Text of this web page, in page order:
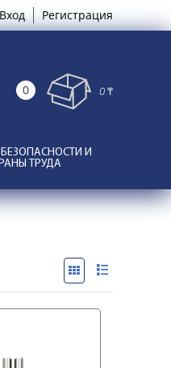
Вход Регистрация
0 0 ₸
БЕЗОПАСНОСТИ И
ТРУДА